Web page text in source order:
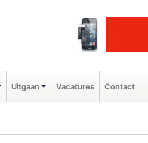
Uitgaan Vacatures Contact